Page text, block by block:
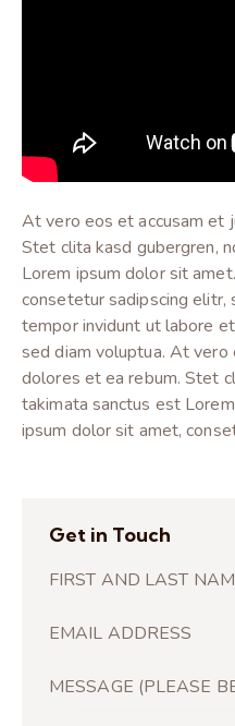
At vero eos et accusam et
Stet clita kasd gubergren,
Lorem ipsum dolor sit
consetetur sadipscing elitr,
tempor invidunt ut labore
sed diam voluptua. At
dolores et ea rebum. Stet
takimata sanctus est
ipsum dolor sit amet,
Get in Touch